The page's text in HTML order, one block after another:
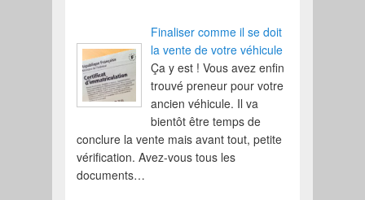
Finaliser comme il se doit
la vente de votre véhicule
Ça y est ! Vous avez enfin
trouvé preneur pour votre
ancien véhicule. Il va
bientôt être temps de
conclure la vente mais avant tout, petite
vérification. Avez-vous tous les
documents…